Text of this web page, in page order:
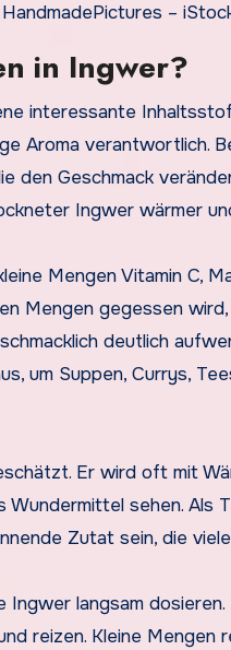
–
in Ingwer?
interessante
Aroma verantwortlich.
den Geschmack
Ingwer wärmer
Mengen Vitamin C,
Mengen gegessen
deutlich
um Suppen, Currys,
Er wird oft mit
sehen. Als
Zutat sein, die
Ingwer langsam
reizen. Kleine Mengen